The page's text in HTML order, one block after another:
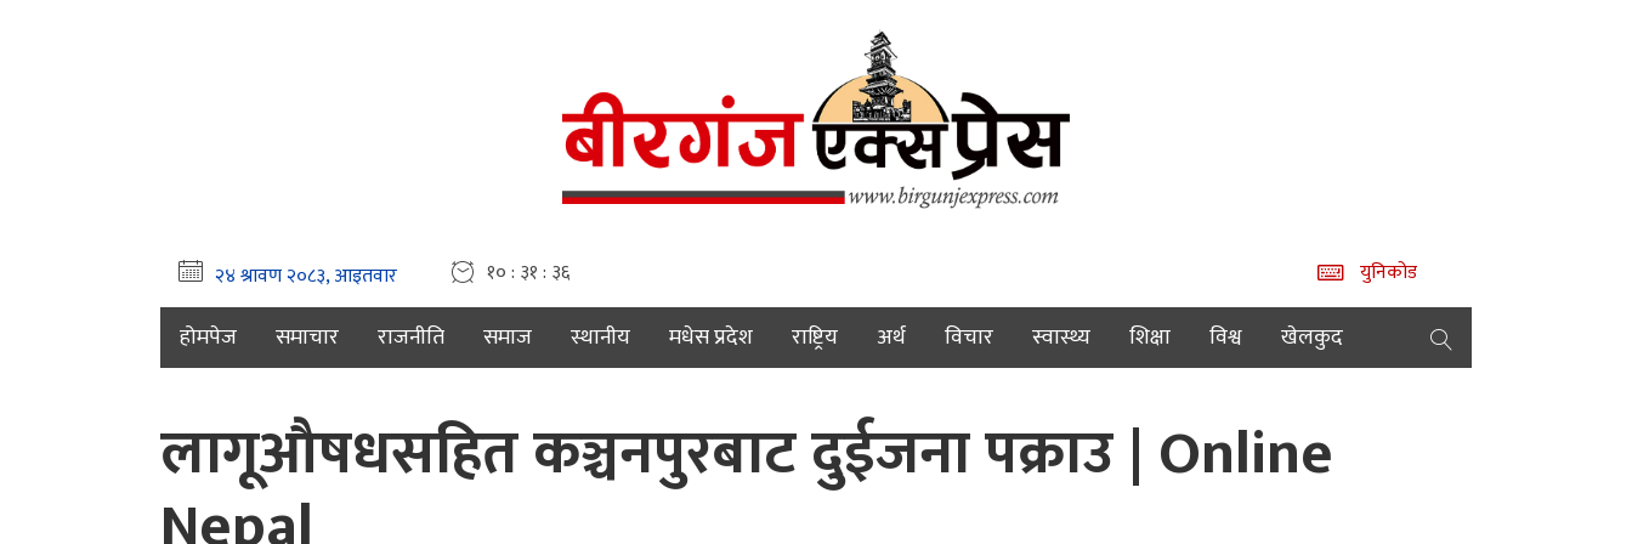
१० : ३१ : ३७ युनिकोड
होमपेज समाचार राजनीति समाज स्थानीय मधेस प्रदेश राष्ट्रिय अर्थ विचार स्वास्थ्य शिक्षा विश्व खेलकुद
लागूऔषधसहित कञ्चनपुरबाट दुईजना पक्राउ | Online